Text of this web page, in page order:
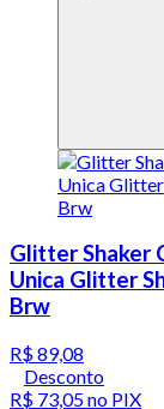
Glitter Shaker
Unica Glitter
Brw
R$ 89,08
Desconto
R$ 73,05no PIX